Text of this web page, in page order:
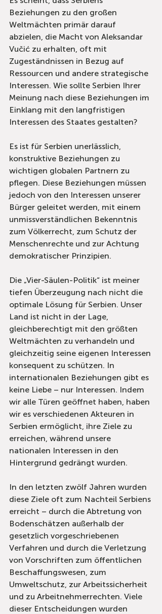
Beziehungen zu den großen
Weltmächten primär darauf
abzielen, die Macht von Aleksandar
Vučić zu erhalten, oft mit
Zugeständnissen in Bezug auf
Ressourcen und andere strategische
Interessen. Wie sollte Serbien Ihrer
Meinung nach diese Beziehungen im
Einklang mit den langfristigen
Interessen des Staates gestalten?
Es ist für Serbien unerlässlich,
konstruktive Beziehungen zu
wichtigen globalen Partnern zu
pflegen. Diese Beziehungen müssen
jedoch von den Interessen unserer
Bürger geleitet werden, mit einem
unmissverständlichen Bekenntnis
zum Völkerrecht, zum Schutz der
Menschenrechte und zur Achtung
demokratischer Prinzipien.
Die „Vier-Säulen-Politik“ ist meiner
tiefen Überzeugung nach nicht die
optimale Lösung für Serbien. Unser
Land ist nicht in der Lage,
gleichberechtigt mit den größten
Weltmächten zu verhandeln und
gleichzeitig seine eigenen Interessen
konsequent zu schützen. In
internationalen Beziehungen gibt es
keine Liebe – nur Interessen. Indem
wir alle Türen geöffnet haben, haben
wir es verschiedenen Akteuren in
Serbien ermöglicht, ihre Ziele zu
erreichen, während unsere
nationalen Interessen in den
Hintergrund gedrängt wurden.
In den letzten zwölf Jahren wurden
diese Ziele oft zum Nachteil Serbiens
erreicht – durch die Abtretung von
Bodenschätzen außerhalb der
gesetzlich vorgeschriebenen
Verfahren und durch die Verletzung
von Vorschriften zum öffentlichen
Beschaffungswesen, zum
Umweltschutz, zur Arbeitssicherheit
und zu Arbeitnehmerrechten. Viele
dieser Entscheidungen wurden